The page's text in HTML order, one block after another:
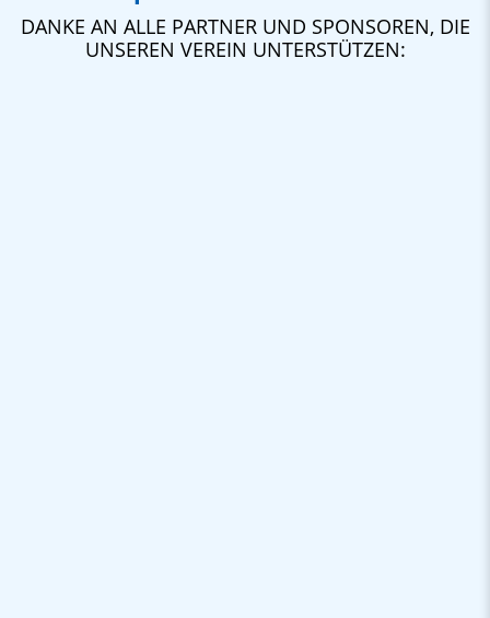
DANKE AN ALLE PARTNER UND SPONSOREN, DIE
UNSEREN VEREIN UNTERSTÜTZEN: